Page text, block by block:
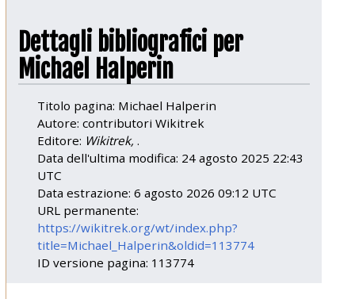
Dettagli bibliografici per
Michael Halperin
Titolo pagina: Michael Halperin
Autore: contributori Wikitrek
Editore: Wikitrek,.
Data dell'ultima modifica: 24 agosto 2025 22:43
UTC
Data estrazione: 6 agosto 2026 09:12 UTC
URL permanente:
https://wikitrek.org/wt/index.php?
title=Michael_Halperin&oldid=113774
ID versione pagina: 113774